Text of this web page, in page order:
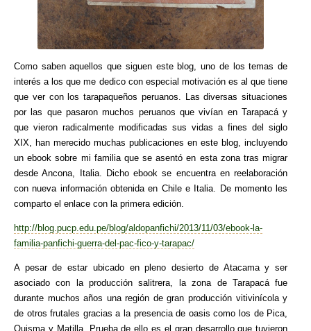
Como saben aquellos que siguen este blog, uno de los temas de
interés a los que me dedico con especial motivación es al que tiene
que ver con los tarapaqueños peruanos. Las diversas situaciones
por las que pasaron muchos peruanos que vivían en Tarapacá y
que vieron radicalmente modificadas sus vidas a fines del siglo
XIX, han merecido muchas publicaciones en este blog, incluyendo
un ebook sobre mi familia que se asentó en esta zona tras migrar
desde Ancona, Italia. Dicho ebook se encuentra en reelaboración
con nueva información obtenida en Chile e Italia. De momento les
comparto el enlace con la primera edición.
http://blog.pucp.edu.pe/blog/aldopanfichi/2013/11/03/ebook-la-
familia-panfichi-guerra-del-pac-fico-y-tarapac/
A pesar de estar ubicado en pleno desierto de Atacama y ser
asociado con la producción salitrera, la zona de Tarapacá fue
durante muchos años una región de gran producción vitivinícola y
de otros frutales gracias a la presencia de oasis como los de Pica,
Quisma y Matilla. Prueba de ello es el gran desarrollo que tuvieron